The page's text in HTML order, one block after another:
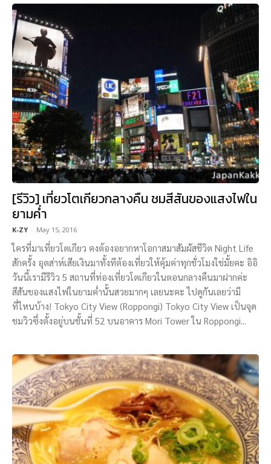
[รีวิว] เที่ยวโตเกียวกลางคืน ชมสีสันของแสงไฟใน
ยามค่ำ
K-ZY - May 15, 2016
ใครที่มาเที่ยวโตเกียว คงต้องอยากหาโอกาสมาสัมผัสชีวิต Night Life
สักครั้ง อุตส่าห์เสียเงินมาทั้งทีต้องเที่ยวให้คุ้มค่าทุกชั่วโมงใช่มั้ยคะ อิอิ
วันนี้เรามีรีวิว 5 สถานที่ท่องเที่ยวโตเกียวในตอนกลางคืนมาฝากค่ะ
สีสันของแสงไฟในยามค่ำนั้นสวยมากๆ เลยนะคะ ไปดูกันเลยว่ามี
ที่ไหนบ้าง! Tokyo City View (Roppongi) Tokyo City View เป็นจุด
ชมวิวซึ่งตั้งอยู่บนชั้นที่ 52 บนอาคาร Mori Tower ใน Roppongi...